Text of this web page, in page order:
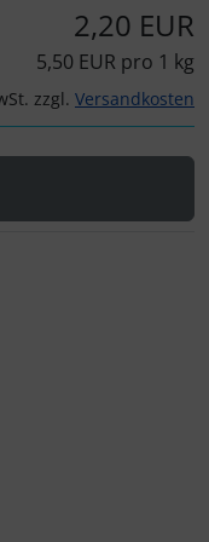
2,20 EUR
5,50 EUR pro 1 kg
zzgl. Versandkosten